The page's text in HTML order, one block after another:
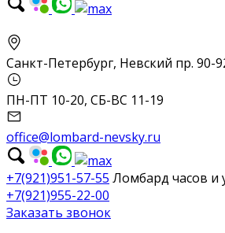
Санкт-Петербург, Невский пр. 90-
ПН-ПТ 10-20, СБ-ВС 11-19
office@lombard-nevsky.ru
+7(921)951-57-55 Ломбард часов и
+7(921)955-22-00
Заказать звонок